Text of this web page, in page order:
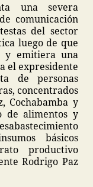
una severa
comunicación
del sector
luego de que
y emitiera una
el expresidente
de personas
concentrados
Cochabamba y
de alimentos y
básicos
productivo
Rodrigo Paz